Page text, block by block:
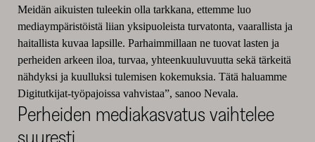
Meidän aikuisten tuleekin olla tarkkana, ettemme luo
mediaympäristöistä liian yksipuoleista turvatonta, vaarallista ja
haitallista kuvaa lapsille. Parhaimmillaan ne tuovat lasten ja
perheiden arkeen iloa, turvaa, yhteenkuuluvuutta sekä tärkeitä
nähdyksi ja kuulluksi tulemisen kokemuksia. Tätä haluamme
Digitutkijat-työpajoissa vahvistaa”, sanoo Nevala.
Perheiden mediakasvatus vaihtelee
suuresti